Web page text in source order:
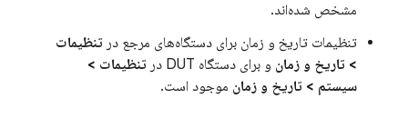
مشخص شده‌اند.
تنظیمات تاریخ و زمان برای دستگاه‌های مرجع در تنظیمات
> تاریخ و زمان و برای دستگاه DUT در
تنظیمات >
سیستم > تاریخ و زمان موجود است.